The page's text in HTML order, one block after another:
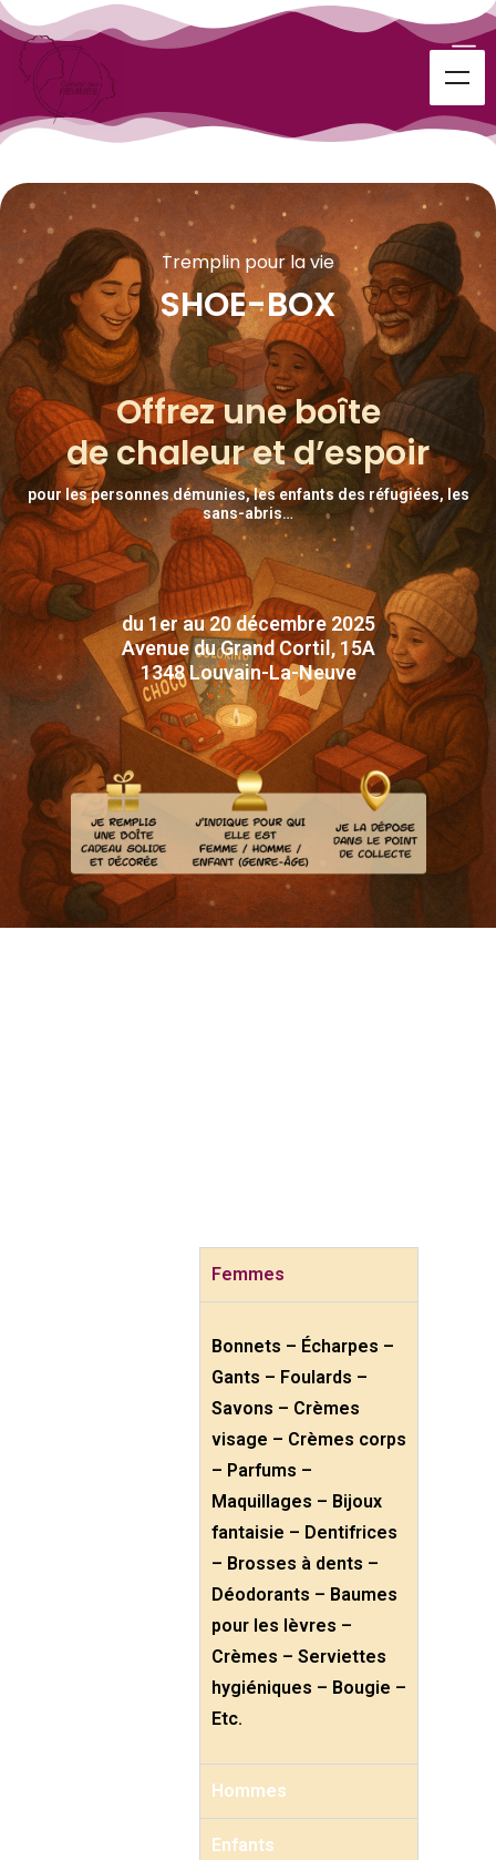
Tremplin pour la vie
SHOE-BOX
Offrez une boîte
de chaleur et d’espoir
pour les personnes démunies, les enfants des réfugiées, les
sans-abris…
du 1er au 20 décembre 2025
Avenue du Grand Cortil, 15A
1348 Louvain-La-Neuve
Femmes
Bonnets – Écharpes –
Gants – Foulards –
Savons – Crèmes
visage – Crèmes corps
– Parfums –
Maquillages – Bijoux
fantaisie – Dentifrices
– Brosses à dents –
Déodorants – Baumes
pour les lèvres –
Crèmes – Serviettes
hygiéniques – Bougie –
Etc.
Hommes
Enfants